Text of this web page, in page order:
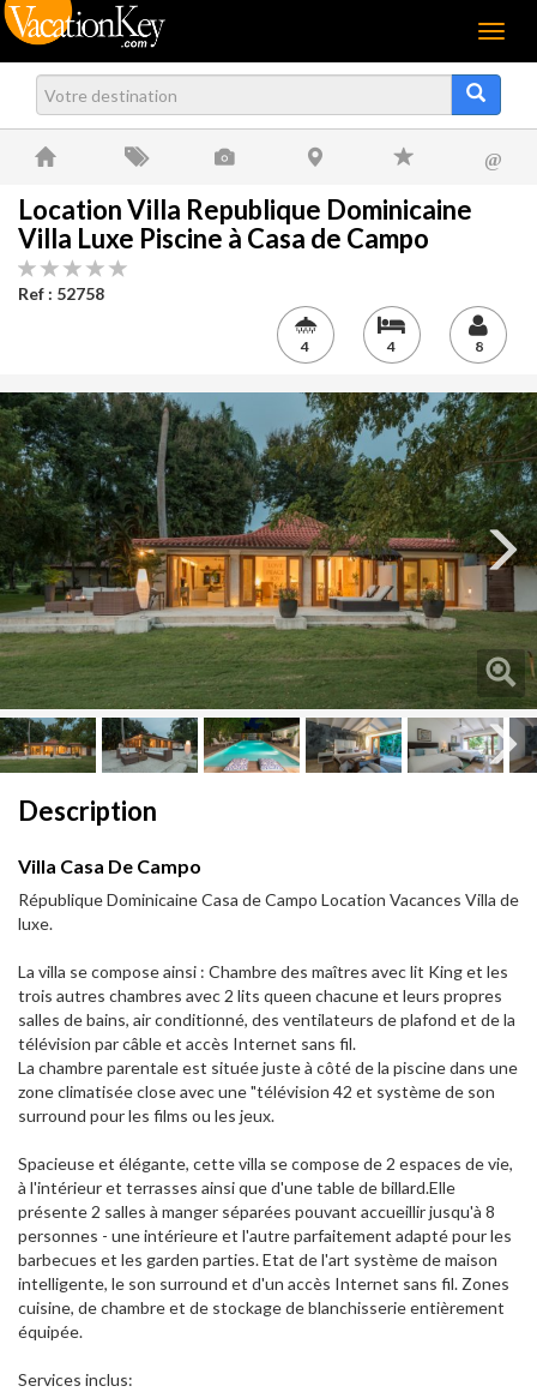
Menu
@
Location Villa Republique Dominicaine
Villa Luxe Piscine à Casa de Campo
Ref : 52758
4 4 8
Description
Villa Casa De Campo
République Dominicaine Casa de Campo Location Vacances Villa de
luxe.
La villa se compose ainsi : Chambre des maîtres avec lit King et les
trois autres chambres avec 2 lits queen chacune et leurs propres
salles de bains, air conditionné, des ventilateurs de plafond et de la
télévision par câble et accès Internet sans fil.
La chambre parentale est située juste à côté de la piscine dans une
zone climatisée close avec une "télévision 42 et système de son
surround pour les films ou les jeux.
Spacieuse et élégante, cette villa se compose de 2 espaces de vie,
à l'intérieur et terrasses ainsi que d'une table de billard.Elle
présente 2 salles à manger séparées pouvant accueillir jusqu'à 8
personnes - une intérieure et l'autre parfaitement adapté pour les
barbecues et les garden parties. Etat de l'art système de maison
intelligente, le son surround et d'un accès Internet sans fil. Zones
cuisine, de chambre et de stockage de blanchisserie entièrement
équipée.
Services inclus: